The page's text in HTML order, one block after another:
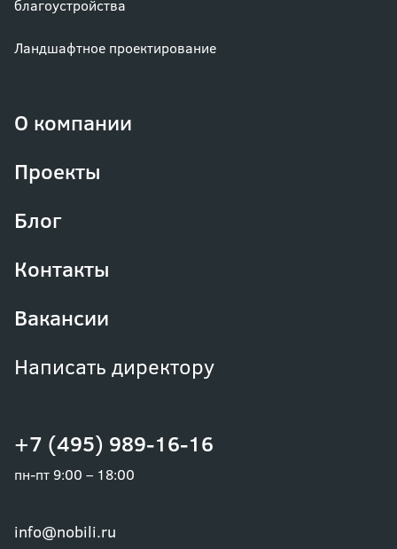
+7 (495) 989-16-16
пн-пт 9:00 – 18:00
info@nobili.ru
благоустройства
Ландшафтное проектирование
О компании
Проекты
Блог
Контакты
Вакансии
Написать директору